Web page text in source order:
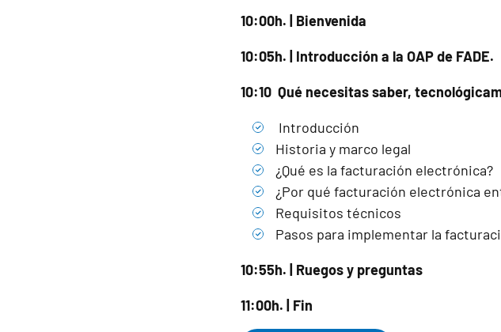
10:00h. | Bienvenida
10:05h. | Introducción a la OAP de FADE.
10:10 Qué necesitas saber,
Introducción
Historia y marco legal
¿Qué es la facturación electrónica?
¿Por qué facturación electrónica
Requisitos técnicos
Pasos para implementar la
10:55h. | Ruegos y preguntas
11:00h. | Fin